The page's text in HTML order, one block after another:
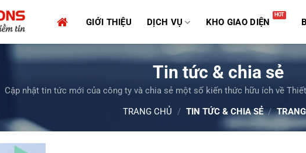
GIỚI THIỆU DỊCH VỤ KHO GIAO DIỆN
Tin tức & chia sẻ
Cập nhật tin tức mới của công ty và chia sẻ một số kiến thức hữu ích về
TRANG CHỦ / TIN TỨC & CHIA SẺ /